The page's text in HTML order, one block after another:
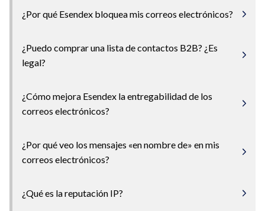
¿Por qué Esendex bloquea mis correos electrónicos?
¿Puedo comprar una lista de contactos B2B? ¿Es
legal?
¿Cómo mejora Esendex la entregabilidad de los
correos electrónicos?
¿Por qué veo los mensajes «en nombre de» en mis
correos electrónicos?
¿Qué es la reputación IP?